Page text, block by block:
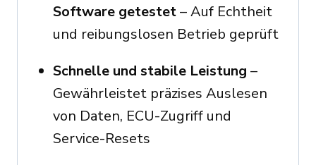
Software getestet– Auf Echtheit
und reibungslosen Betrieb geprüft
Schnelle und stabile Leistung –
Gewährleistet präzises Auslesen
von Daten, ECU-Zugriff und
Service-Resets